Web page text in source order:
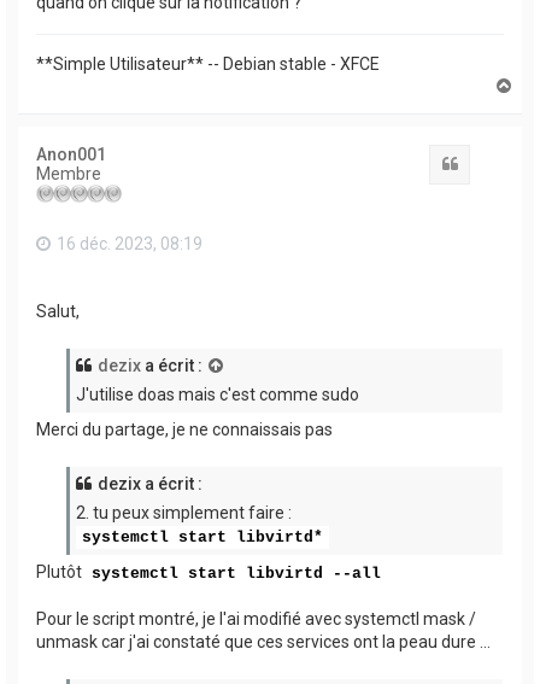
**Simple Utilisateur** -- Debian stable - XFCE
Anon001
Membre
16 déc. 2023, 08:19
Salut,
dezix a écrit :
J'utilise doas mais c'est comme sudo
Merci du partage, je ne connaissais pas
dezix a écrit :
2. tu peux simplement faire :
systemctl start libvirtd*
Plutôt systemctl start libvirtd --all
Pour le script montré, je l'ai modifié avec systemctl mask /
unmask car j'ai constaté que ces services ont la peau dure ...